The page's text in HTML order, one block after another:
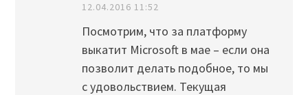
12.04.2016 11:52
Посмотрим, что за платформу
выкатит Microsoft в мае – если она
позволит делать подобное, то мы
с удовольствием. Текущая